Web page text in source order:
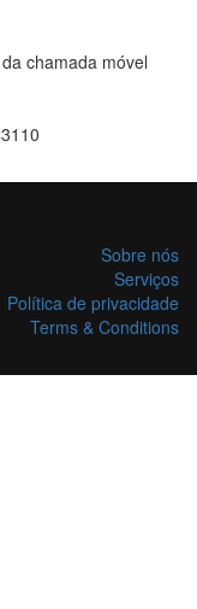
chamada móvel
Sobre nós
Serviços
Política de privacidade
Terms & Conditions